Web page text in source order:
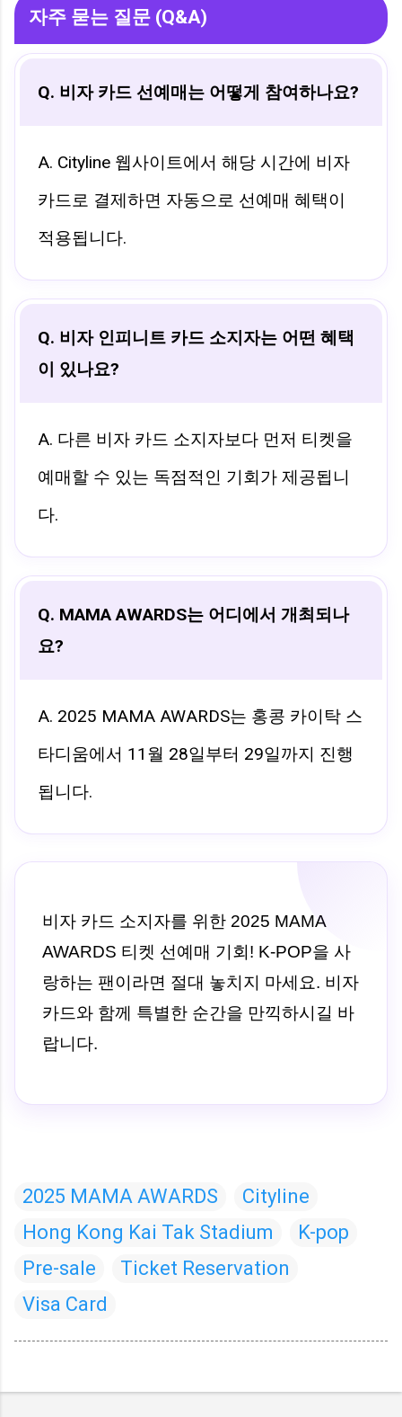
자주 묻는 질문 (Q&A)
Q. 비자 카드 선예매는 어떻게 참여하나요?
A. Cityline 웹사이트에서 해당 시간에 비자
카드로 결제하면 자동으로 선예매 혜택이
적용됩니다.
Q. 비자 인피니트 카드 소지자는 어떤 혜택
이 있나요?
A. 다른 비자 카드 소지자보다 먼저 티켓을
예매할 수 있는 독점적인 기회가 제공됩니
다.
Q. MAMA AWARDS는 어디에서 개최되나
요?
A. 2025 MAMA AWARDS는 홍콩 카이탁 스
타디움에서 11월 28일부터 29일까지 진행
됩니다.
비자 카드 소지자를 위한 2025 MAMA
AWARDS 티켓 선예매 기회! K-POP을 사
랑하는 팬이라면 절대 놓치지 마세요. 비자
카드와 함께 특별한 순간을 만끽하시길 바
랍니다.
2025 MAMA AWARDS
Cityline
Hong Kong Kai Tak Stadium
K-pop
Pre-sale
Ticket Reservation
Visa Card